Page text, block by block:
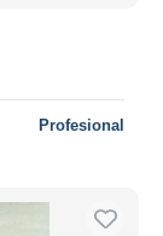
Profesional